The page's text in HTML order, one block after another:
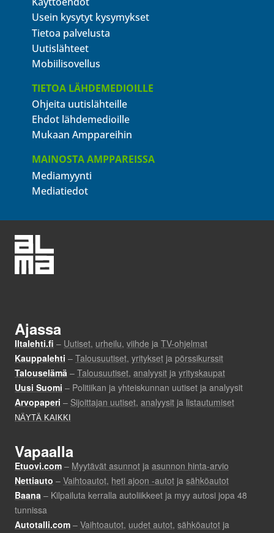
Usein kysytyt kysymykset
Tietoa palvelusta
Uutislähteet
Mobiilisovellus
TIETOA LÄHDEMEDIOILLE
Ohjeita uutislähteille
Ehdot lähdemedioille
Mukaan Amppareihin
MAINOSTA AMPPAREISSA
Mediamyynti
Mediatiedot